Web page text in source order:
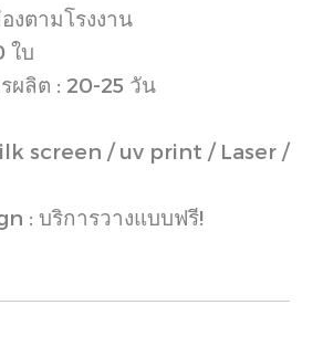
ตามโรงงาน
ใบ
ผลิต : 20-25 วัน
screen / uv print / Laser /
: บริการวางแบบฟรี!